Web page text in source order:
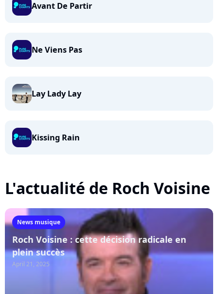
Avant De Partir
Ne Viens Pas
Lay Lady Lay
Kissing Rain
L'actualité de Roch Voisine
News musique
Roch Voisine : cette décision radicale en
plein succès
April 21, 2025